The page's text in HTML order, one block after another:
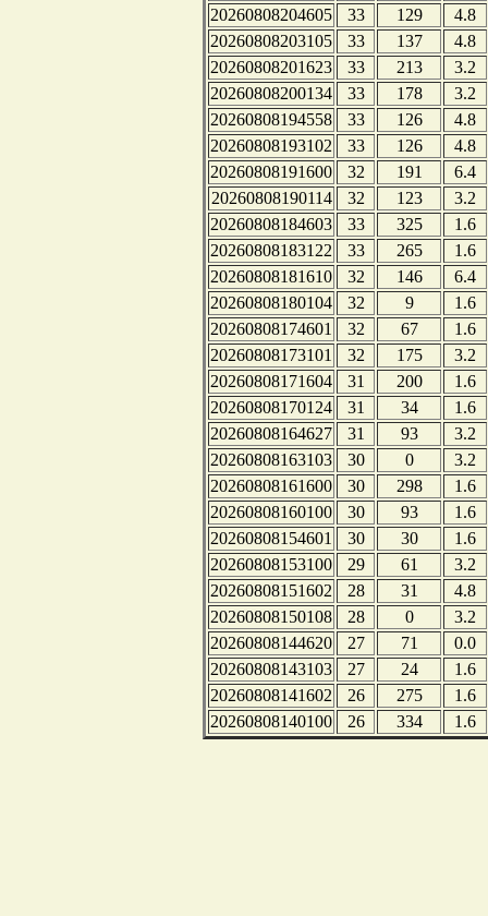
20260808204605
33 129
4.8
20260808203105
33 137
4.8
20260808201623
33 213
3.2
20260808200134
33 178
3.2
20260808194558
33 126
4.8
20260808193102
33 126
4.8
20260808191600
32 191
6.4
20260808190114
32 123
3.2
20260808184603
33 325
1.6
20260808183122
33 265
1.6
20260808181610
32 146
6.4
20260808180104
32 9
1.6
20260808174601
32 67
1.6
20260808173101
32 175
3.2
20260808171604
31 200
1.6
20260808170124
31 34
1.6
20260808164627
31 93
3.2
20260808163103
30 0
3.2
20260808161600
30 298
1.6
20260808160100
30 93
1.6
20260808154601
30 30
1.6
20260808153100
29 61
3.2
20260808151602
28 31
4.8
20260808150108
28 0
3.2
20260808144620
27 71
0.0
20260808143103
27 24
1.6
20260808141602
26 275
1.6
20260808140100
26 334 1.6